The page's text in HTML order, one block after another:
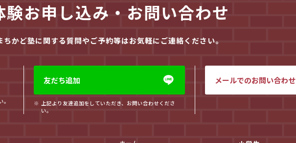
験お申し込み・お問い合わせ
ちかど塾に関する質問やご予約等はお気軽にご連絡ください。
友だち追加
上記より友達追加をしていただき、お問い合わせくださ
い。
メールでのお問い合わせ